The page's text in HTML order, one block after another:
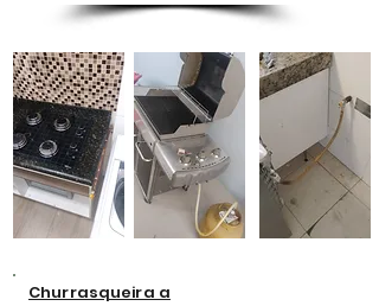
Churrasqueira a